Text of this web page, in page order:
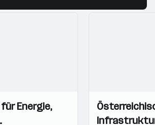
Energie,
Videos
Einblicke
Einblicke